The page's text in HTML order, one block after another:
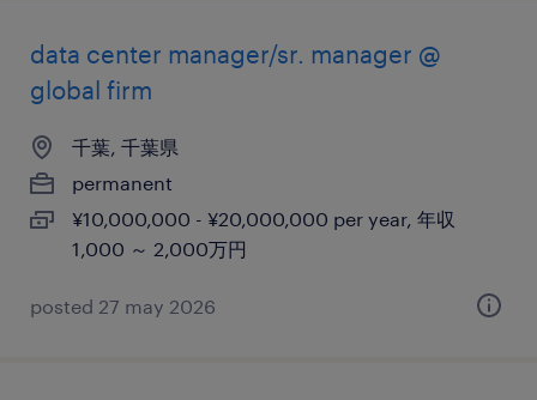
data center manager/sr. manager @
global firm
千葉, 千葉県
permanent
¥10,000,000 - ¥20,000,000 per year, 年収
1,000 ～ 2,000万円
posted 27 may 2026